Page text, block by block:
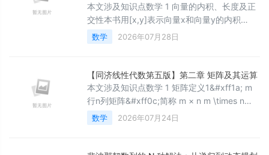
转型路径、核心步骤与保障机制&#xff0c;为
本文涉及知识点数学 1 向量的内积、长度及正
交性本书用[x,y]表示向量x和向量y的内积
&#xff08;点乘&#xff09;。定理1&#xff1a;若n维
数学 2026年07月28日
【同济线性代数第五版】第二章 矩阵及其运算
本文涉及知识点数学 1 矩阵定义1&#xff1a; m
行n列矩阵&#xff0c;简称 m × n m \times n
m×n矩阵&#xff1
数学 2026年07月24日